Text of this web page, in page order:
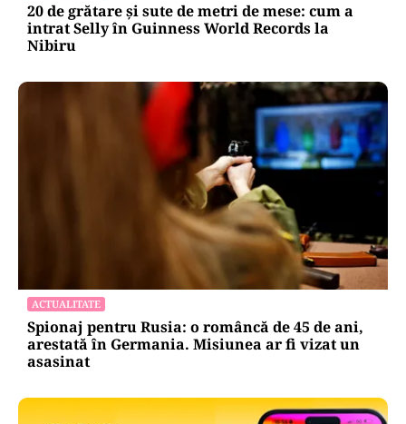
20 de grătare și sute de metri de mese: cum a
intrat Selly în Guinness World Records la
Nibiru
ACTUALITATE
Spionaj pentru Rusia: o româncă de 45 de ani,
arestată în Germania. Misiunea ar fi vizat un
asasinat